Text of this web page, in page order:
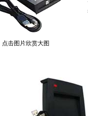
点击图片欣赏大图